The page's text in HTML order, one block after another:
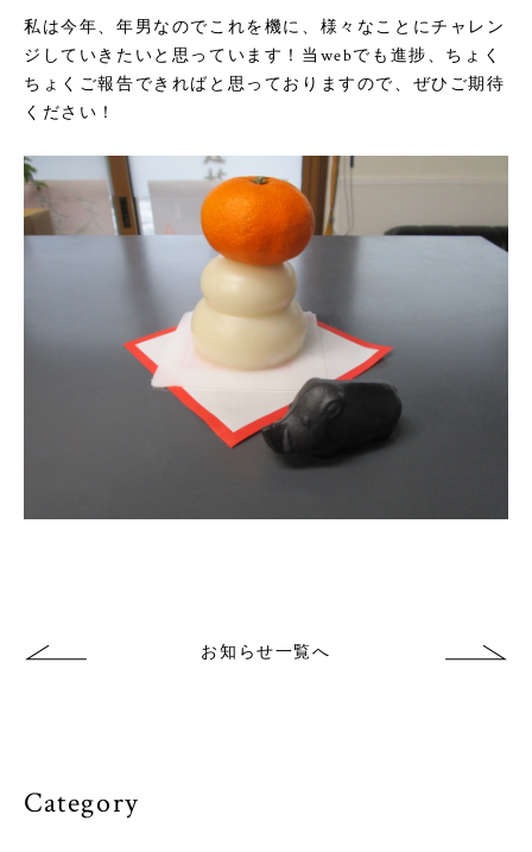
私は今年、年男なのでこれを機に、様々なことにチャレン
ジしていきたいと思っています！当webでも進捗、ちょく
ちょくご報告できればと思っておりますので、ぜひご期待
ください！
お知らせ一覧へ
Category